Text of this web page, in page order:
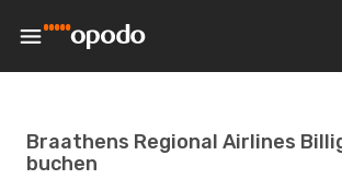
Braathens Regional Airlines
buchen